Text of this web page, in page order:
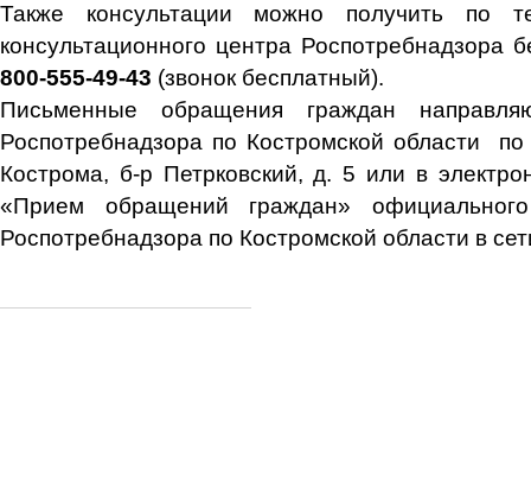
Также консультации можно получить по
консультационного центра
800-555-49-43 (звонок бесплатный).
Письменные обращения граждан
Роспотребнадзора по Костромской области по
Кострома, б-р Петрковский, д. 5 или в
«Прием обращений граждан»
Роспотребнадзора по Костромской области в